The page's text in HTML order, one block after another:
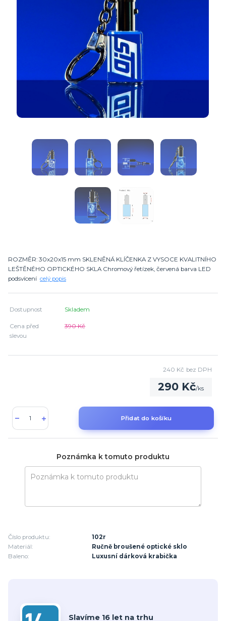
ROZMĚR: 30x20x15 mm SKLENĚNÁ KLÍČENKA Z VYSOCE KVALITNÍHO
LEŠTĚNÉHO OPTICKÉHO SKLA Chromový řetízek, červená barva LED
podsvícení celý popis
Dostupnost Skladem
Cena před
slevou
390 Kč
290 Kč/ks
240 Kč bez DPH
Přidat do košíku
Poznámka k tomuto produktu
Číslo produktu:
102r
Materiál:
Ručně broušené optické sklo
Baleno:
Luxusní dárková krabička
Slavíme 16 let na trhu